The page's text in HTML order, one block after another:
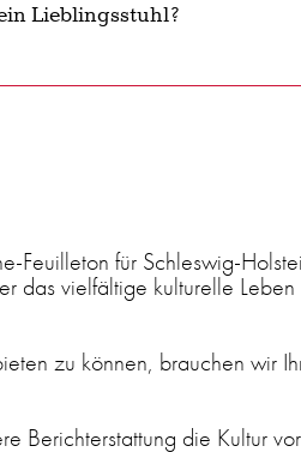
Lieblingsstuhl?
Feuilleton für Schleswig-
das vielfältige kulturelle
zu können, brauchen wir
Berichterstattung die Kultur vor